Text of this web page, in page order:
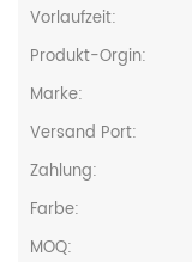
Vorlaufzeit:
Produkt-Orgin:
Marke:
Versand Port:
Zahlung:
Farbe:
MOQ: